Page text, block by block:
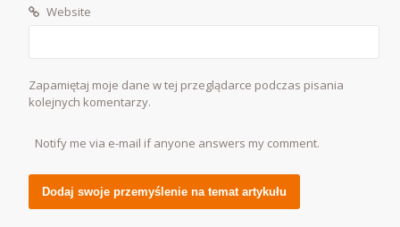
Website
Zapamiętaj moje dane w tej przeglądarce podczas pisania
kolejnych komentarzy.
Notify me via e-mail if anyone answers my comment.